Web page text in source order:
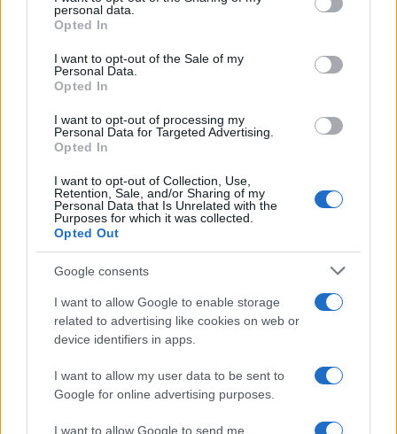
grant or deny consent to Google and its third-party tags to
use your data for below specified purposes in below Google
consent section.
personal data.
Opted In
I want to opt-out of the Sale of my
Personal Data.
Opted In
I want to opt-out of processing my
Personal Data for Targeted Advertising.
Opted In
I want to opt-out of Collection, Use,
Retention, Sale, and/or Sharing of my
Personal Data that Is Unrelated with the
Purposes for which it was collected.
Opted Out
Google consents
I want to allow Google to enable storage
related to advertising like cookies on web or
device identifiers in apps.
I want to allow my user data to be sent to
Google for online advertising purposes.
I want to allow Google to send me
NÃO CLASSIFICADO
Petróleo Brent cai 8.3% e arrasta commodities em agosto de
Rafael Oliveira · 6 ago 2026